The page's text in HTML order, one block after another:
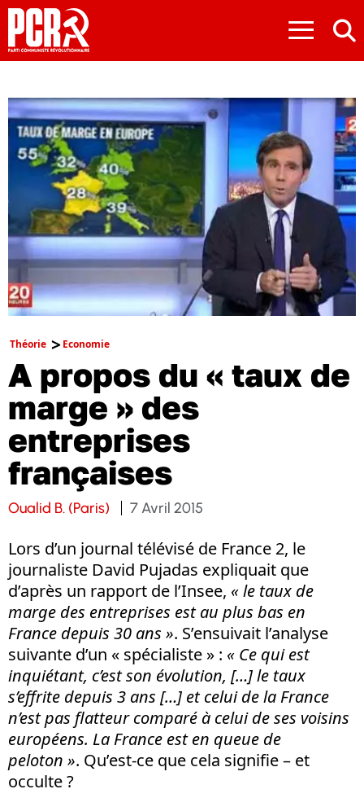
≡
Théorie Economie
A propos du « taux de
marge » des
entreprises
françaises
Oualid B. (Paris) 7 Avril 2015
Lors d’un journal télévisé de France 2, le
journaliste David Pujadas expliquait que
d’après un rapport de l’Insee, « le taux de
marge des entreprises est au plus bas en
France depuis 30 ans ». S’ensuivait l’analyse
suivante d’un « spécialiste » : « Ce qui est
inquiétant, c’est son évolution, […] le taux
s’effrite depuis 3 ans […] et celui de la France
n’est pas flatteur comparé à celui de ses voisins
européens. La France est en queue de
peloton ». Qu’est-ce que cela signifie – et
occulte ?